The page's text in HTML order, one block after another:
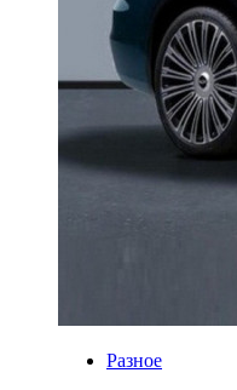
Разное